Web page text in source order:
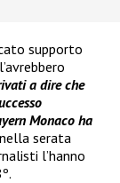
supporto
a dire che
Monaco ha
serata
l’hanno